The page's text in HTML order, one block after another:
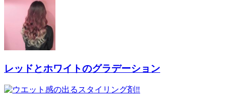
レッドとホワイトのグラデーション